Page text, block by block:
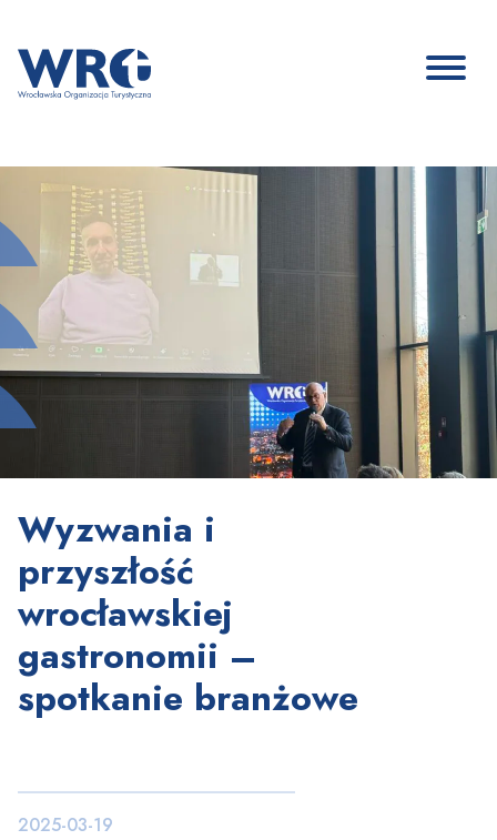
Wyzwania i
przyszłość
wrocławskiej
gastronomii –
spotkanie branżowe
2025-03-19